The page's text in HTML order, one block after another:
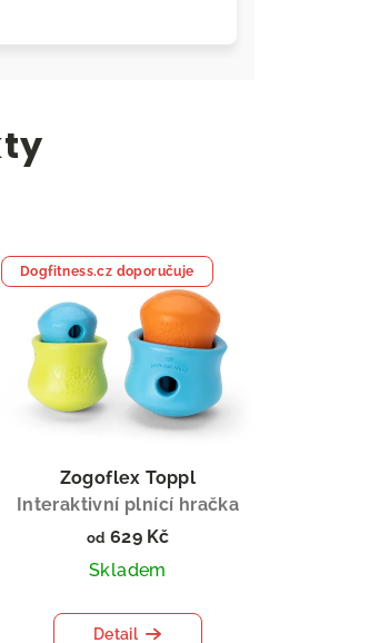
Dogfitness.cz doporučuje
Zogoflex Toppl
Interaktivní plnící hračka
od 629 Kč
Skladem
Detail